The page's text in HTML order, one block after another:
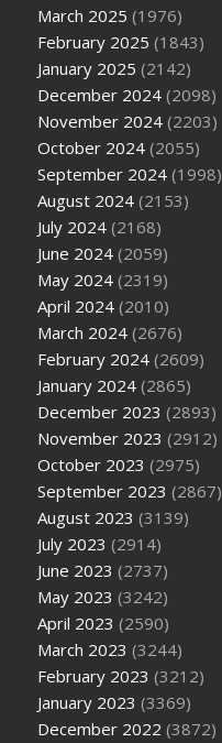
March 2025 (1976)
February 2025 (1843)
January 2025 (2142)
December 2024 (2098)
November 2024 (2203)
October 2024 (2055)
September 2024 (1998)
August 2024 (2153)
July 2024 (2168)
June 2024 (2059)
May 2024 (2319)
April 2024 (2010)
March 2024 (2676)
February 2024 (2609)
January 2024 (2865)
December 2023 (2893)
November 2023 (2912)
October 2023 (2975)
September 2023 (2867)
August 2023 (3139)
July 2023 (2914)
June 2023 (2737)
May 2023 (3242)
April 2023 (2590)
March 2023 (3244)
February 2023 (3212)
January 2023 (3369)
December 2022 (3872)